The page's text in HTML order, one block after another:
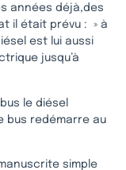
années déjà,des
il était prévu : » à
est lui aussi
jusqu’à
le diésel
bus redémarre au
simple